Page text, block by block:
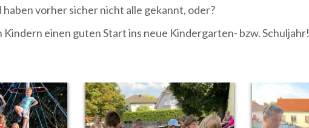
haben vorher sicher nicht alle gekannt, oder?
einen guten Start ins neue Kindergarten- bzw. Schuljahr!